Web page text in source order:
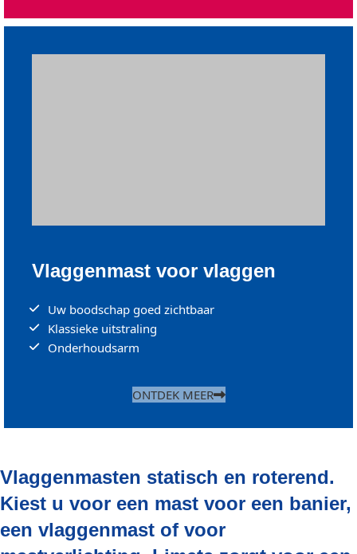
Vlaggenmast voor vlaggen
Uw boodschap goed zichtbaar
Klassieke uitstraling
Onderhoudsarm
ONTDEK MEER
Vlaggenmasten statisch en roterend.
Kiest u voor een mast voor een banier,
een vlaggenmast of voor